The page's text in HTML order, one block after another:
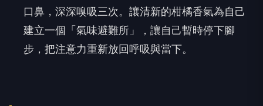
口鼻，深深嗅吸三次。讓清新的柑橘香氣為自己
建立一個「氣味避難所」，讓自己暫時停下腳
步，把注意力重新放回呼吸與當下。